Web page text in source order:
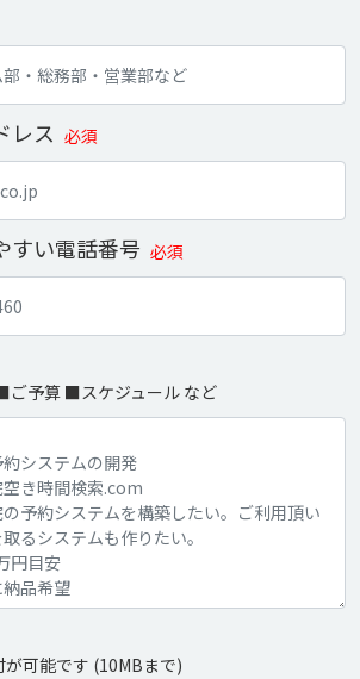
レス 必須
すい電話番号 必須
予算 ■スケジュール など
可能です (10MBまで)